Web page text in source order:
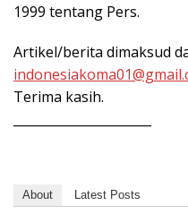
1999 tentang Pers.
Artikel/berita dimaksud
Terima kasih.
About Latest Posts